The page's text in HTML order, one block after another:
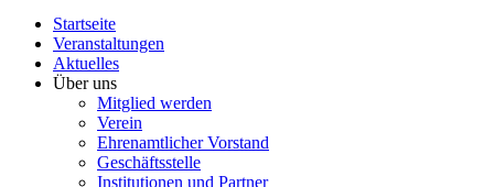
Startseite
Veranstaltungen
Aktuelles
Über uns
Mitglied werden
Verein
Ehrenamtlicher Vorstand
Geschäftsstelle
Institutionen und Partner